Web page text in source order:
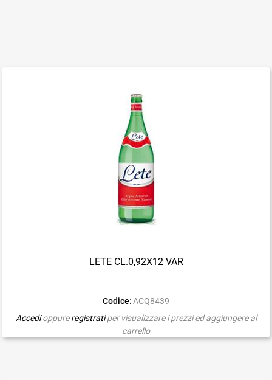
LETE CL.0,92X12 VAR
Codice: ACQ8439
Accedioppureregistrati per visualizzare i prezzi ed aggiungere al
carrello